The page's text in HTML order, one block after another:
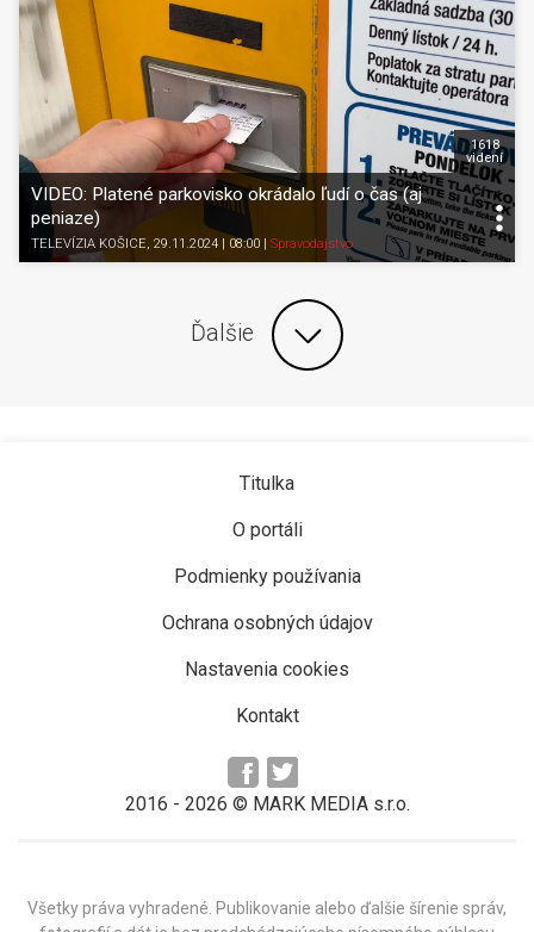
VIDEO: Platené parkovisko okrádalo ľudí o čas (aj
peniaze)
TELEVÍZIA KOŠICE, 29.11.2024 | 08:00 Spravodajstvo
1618
videní
Ďalšie
Titulka
O portáli
Podmienky používania
Ochrana osobných údajov
Nastavenia cookies
Kontakt
2016 - 2026 © MARK MEDIA s.r.o.
Všetky práva vyhradené. Publikovanie alebo ďalšie šírenie správ,